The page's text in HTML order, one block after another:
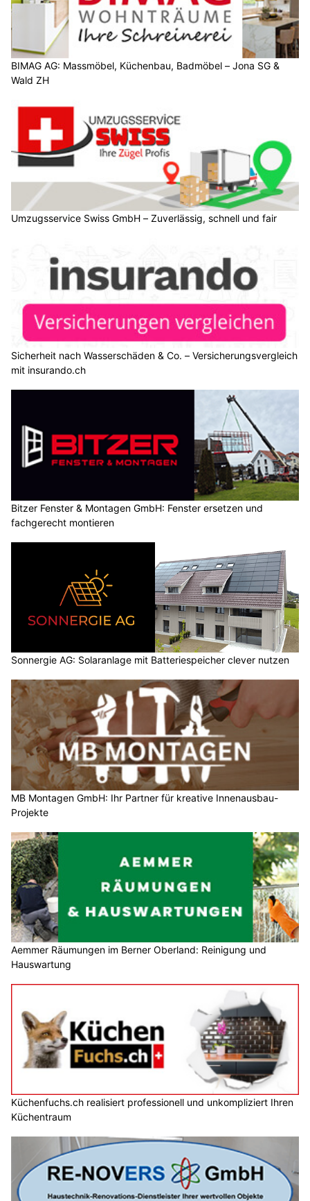
BIMAG AG: Massmöbel, Küchenbau, Badmöbel – Jona SG &
Wald ZH
Umzugsservice Swiss GmbH – Zuverlässig, schnell und fair
Sicherheit nach Wasserschäden & Co. – Versicherungsvergleich
mit insurando.ch
Bitzer Fenster & Montagen GmbH: Fenster ersetzen und
fachgerecht montieren
Sonnergie AG: Solaranlage mit Batteriespeicher clever nutzen
MB Montagen GmbH: Ihr Partner für kreative Innenausbau-
Projekte
Aemmer Räumungen im Berner Oberland: Reinigung und
Hauswartung
Küchenfuchs.ch realisiert professionell und unkompliziert Ihren
Küchentraum